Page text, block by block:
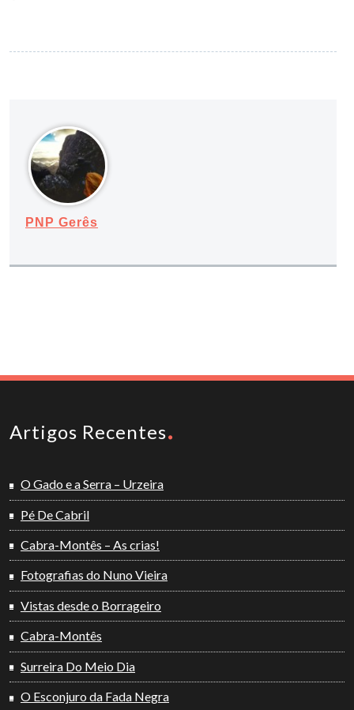
PNP Gerês
Artigos Recentes
O Gado e a Serra – Urzeira
Pé De Cabril
Cabra-Montês – As crias!
Fotografias do Nuno Vieira
Vistas desde o Borrageiro
Cabra-Montês
Surreira Do Meio Dia
O Esconjuro da Fada Negra